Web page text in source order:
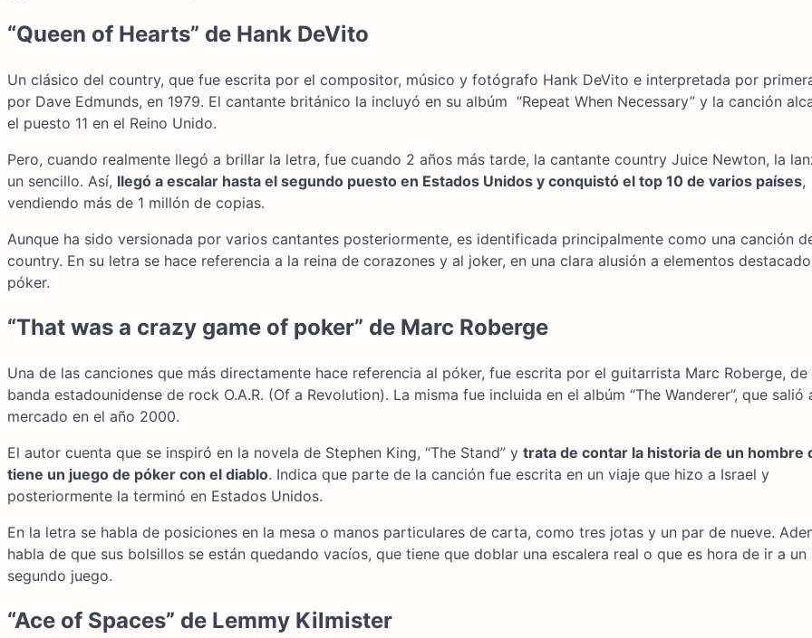
“Queen of Hearts” de Hank DeVito
Un clásico del country, que fue escrita por el compositor, músico y fotógrafo Hank DeVito e interpretada por
por Dave Edmunds, en 1979. El cantante británico la incluyó en su albúm “Repeat When Necessary” y la canción
el puesto 11 en el Reino Unido.
Pero, cuando realmente llegó a brillar la letra, fue cuando 2 años más tarde, la cantante country Juice Newton, la
un sencillo. Así, llegó a escalar hasta el segundo puesto en Estados Unidos y conquistó el top 10 de varios países,
vendiendo más de 1 millón de copias.
Aunque ha sido versionada por varios cantantes posteriormente, es identificada principalmente como una canción
country. En su letra se hace referencia a la reina de corazones y al joker, en una clara alusión a elementos
póker.
“That was a crazy game of poker” de Marc Roberge
Una de las canciones que más directamente hace referencia al póker, fue escrita por el guitarrista Marc Roberge, de
banda estadounidense de rock O.A.R. (Of a Revolution). La misma fue incluida en el albúm “The Wanderer”, que salió
mercado en el año 2000.
El autor cuenta que se inspiró en la novela de Stephen King, “The Stand” y trata de contar la historia de un hombre
tiene un juego de póker con el diablo. Indica que parte de la canción fue escrita en un viaje que hizo a Israel y
posteriormente la terminó en Estados Unidos.
En la letra se habla de posiciones en la mesa o manos particulares de carta, como tres jotas y un par de nueve.
habla de que sus bolsillos se están quedando vacíos, que tiene que doblar una escalera real o que es hora de ir a un
segundo juego.
“Ace of Spaces” de Lemmy Kilmister